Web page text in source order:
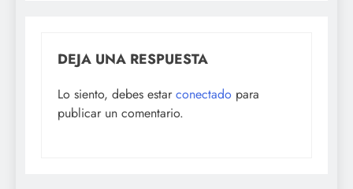
DEJA UNA RESPUESTA
Lo siento, debes estar conectado para
publicar un comentario.